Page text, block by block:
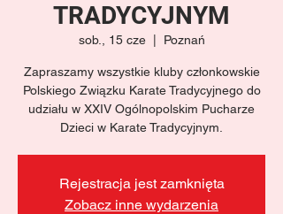
TRADYCYJNYM
sob., 15 cze
  |
Poznań
Zapraszamy wszystkie kluby członkowskie
Polskiego Związku Karate Tradycyjnego do
udziału w XXIV Ogólnopolskim Pucharze
Dzieci w Karate Tradycyjnym.
Rejestracja jest zamknięta
Zobacz inne wydarzenia